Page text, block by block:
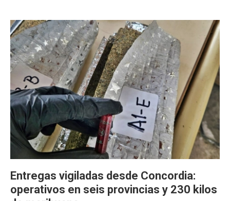
Entregas vigiladas desde Concordia:
operativos en seis provincias y 230 kilos